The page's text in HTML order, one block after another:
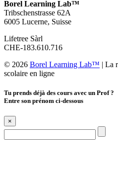
Borel Learning Lab™
Tribschenstrasse 62A
6005 Lucerne, Suisse
Lifetree Sàrl
CHE-183.610.716
© 2026 Borel Learning Lab™ | La
scolaire en ligne
Tu prends déjà des cours avec un Prof ?
Entre son prénom ci-dessous
×